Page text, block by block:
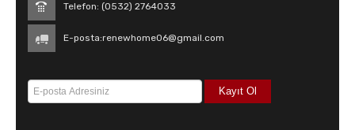
Telefon: (0532) 2764033
E-posta:renewhome06@gmail.com